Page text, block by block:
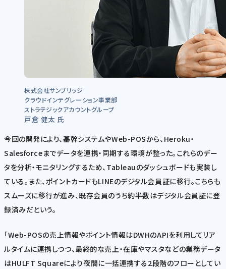
株式会社サンブリッジ
クラウドインテグレーション事業部
ストラテジックアカウントグループ
戸倉 健太 氏
今回の開発により、基幹システムやWeb-POSから、Heroku・
Salesforceまでデータを連携・同期する環境が整った。これらのデー
タを分析・モニタリングするため、Tableauのダッシュボードも実装し
ている。また、ポイントカードもLINEのデジタル会員証に移行。こちらも
スムーズに移行が進み、既存会員のうち約半数はデジタル会員証に登
録済みだという。
「Web-POSの売上情報やポイント情報はDWHのAPIを利用してリア
ルタイムに連携しつつ、最終的な売上・在庫やマスタなどの業務データ
はHULFT Squareにより夜間に一括連携する2段階のフローとしてい